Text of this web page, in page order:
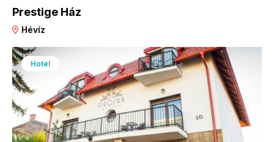
Prestige Ház
Hévíz
Hotel